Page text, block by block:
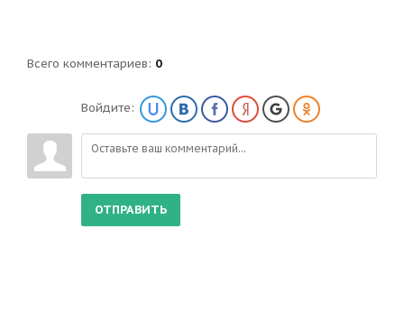
Всего комментариев: 0
Войдите:
ОТПРАВИТЬ